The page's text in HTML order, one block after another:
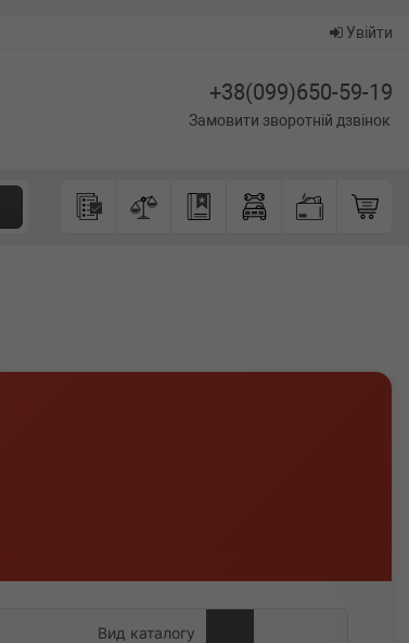
Увійти
+38(099)650-59-19
Замовити зворотній дзвінок
Вид каталогу